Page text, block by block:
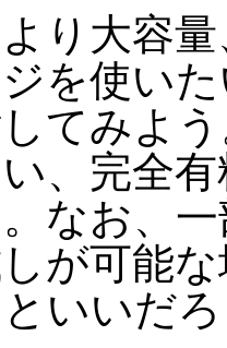
り大容量
を使い
てみよ
、完全
。なお、
が可能
いいだ